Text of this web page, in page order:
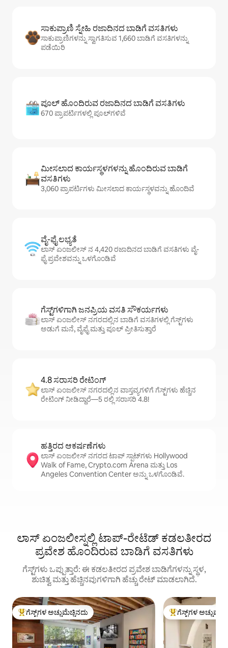
ಸಾಕುಪ್ರಾಣಿ ಸ್ನೇಹಿ ರಜಾದಿನದ ಬಾಡಿಗೆ ವಸತಿಗಳು
ಸಾಕುಪ್ರಾಣಿಗಳನ್ನು ಸ್ವಾಗತಿಸುವ 1,660 ಬಾಡಿಗೆ ವಸತಿಗಳನ್ನು
ಪಡೆಯಿರಿ
ಪೂಲ್ ಹೊಂದಿರುವ ರಜಾದಿನದ ಬಾಡಿಗೆ ವಸತಿಗಳು
670 ಪ್ರಾಪರ್ಟಿಗಳಲ್ಲಿ ಪೂಲ್‌‌‌‌‌‌‌‌‌ಗಳಿವೆ
ಮೀಸಲಾದ ಕಾರ್ಯಸ್ಥಳಗಳನ್ನು ಹೊಂದಿರುವ ಬಾಡಿಗೆ
ವಸತಿಗಳು
3,060 ಪ್ರಾಪರ್ಟಿಗಳು ಮೀಸಲಾದ ಕಾರ್ಯಸ್ಥಳವನ್ನು ಹೊಂದಿವೆ
ವೈ-ಫೈ ಲಭ್ಯತೆ
ಲಾಸ್ ಏಂಜಲೀಸ್ ನ 4,420 ರಜಾದಿನದ ಬಾಡಿಗೆ ವಸತಿಗಳು ವೈ-
ಫೈ ಪ್ರವೇಶವನ್ನು ಒಳಗೊಂಡಿವೆ
ಗೆಸ್ಟ್‌ಗಳಿಗಾಗಿ ಜನಪ್ರಿಯ ವಸತಿ ಸೌಕರ್ಯಗಳು
ಲಾಸ್ ಏಂಜಲೀಸ್ ನಗರದಲ್ಲಿನ ಬಾಡಿಗೆ ವಸತಿಗಳಲ್ಲಿ ಗೆಸ್ಟ್‌ಗಳು
ಅಡುಗೆ ಮನೆ, ವೈಫೈ ಮತ್ತು ಪೂಲ್ ಪ್ರೀತಿಸುತ್ತಾರೆ
4.8 ಸರಾಸರಿ ರೇಟಿಂಗ್
ಲಾಸ್ ಏಂಜಲೀಸ್ ನಗರದಲ್ಲಿನ ವಾಸ್ತವ್ಯಗಳಿಗೆ ಗೆಸ್ಟ್‌ಗಳು ಹೆಚ್ಚಿನ
ರೇಟಿಂಗ್ ನೀಡಿದ್ದಾರೆ—5 ರಲ್ಲಿ ಸರಾಸರಿ 4.8!
ಹತ್ತಿರದ ಆಕರ್ಷಣೆಗಳು
ಲಾಸ್ ಏಂಜಲೀಸ್ ನಗರದ ಟಾಪ್ ಸ್ಪಾಟ್‌ಗಳು Hollywood
Walk of Fame, Crypto.com Arena ಮತ್ತು Los
Angeles Convention Center ಅನ್ನು ಒಳಗೊಂಡಿವೆ.
ಲಾಸ್ ಏಂಜಲೀಸ್ನಲ್ಲಿ ಟಾಪ್-ರೇಟೆಡ್ ಕಡಲತೀರದ
ಪ್ರವೇಶ ಹೊಂದಿರುವ ಬಾಡಿಗೆ ವಸತಿಗಳು
ಗೆಸ್ಟ್‌ಗಳು ಒಪ್ಪುತ್ತಾರೆ: ಈ ಕಡಲತೀರದ ಪ್ರವೇಶ ಬಾಡಿಗೆಗಳನ್ನು ಸ್ಥಳ,
ಶುಚಿತ್ವ ಮತ್ತು ಹೆಚ್ಚಿನವುಗಳಿಗಾಗಿ ಹೆಚ್ಚು ರೇಟ್ ಮಾಡಲಾಗಿದೆ.
ಗೆಸ್ಟ್‌ಗಳಿಗೆ ಅತಿ ಹೆಚ್ಚು ಅಚ್ಚುಮೆಚ್ಚಿನದು
ಗೆಸ್ಟ್‌ಗಳ ಅಚ್ಚುಮೆಚ್ಚಿನದು ಗೆಸ್ಟ್‌ಗಳಿಗೆ ಅತಿ ಹೆಚ್ಚು
ಗೆಸ್ಟ್‌ಗಳ